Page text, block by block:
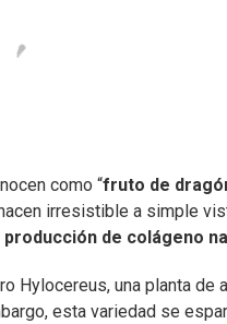
como “fruto de
irresistible a simple
de colágeno
Hylocereus, una planta de
esta variedad se